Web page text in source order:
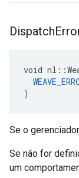
Dispatch
void
)
Se o
Se não for
um